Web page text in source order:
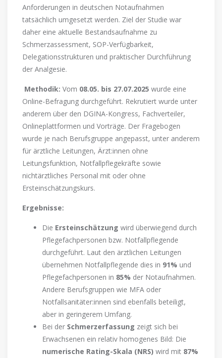
Anforderungen in deutschen Notaufnahmen
tatsächlich umgesetzt werden. Ziel der Studie war
daher eine aktuelle Bestandsaufnahme zu
Schmerzassessment, SOP-Verfügbarkeit,
Delegationsstrukturen und praktischer Durchführung
der Analgesie.
Methodik: Vom 08.05. bis 27.07.2025 wurde eine
Online-Befragung durchgeführt. Rekrutiert wurde unter
anderem über den DGINA-Kongress, Fachverteiler,
Onlineplattformen und Vorträge. Der Fragebogen
wurde je nach Berufsgruppe angepasst, unter anderem
für ärztliche Leitungen, Ärzt:innen ohne
Leitungsfunktion, Notfallpflegekräfte sowie
nichtärztliches Personal mit oder ohne
Ersteinschätzungskurs.
Ergebnisse:
Die Ersteinschätzung wird überwiegend durch
Pflegefachpersonen bzw. Notfallpflegende
durchgeführt. Laut den ärztlichen Leitungen
übernehmen Notfallpflegende dies in 91% und
Pflegefachpersonen in 85% der Notaufnahmen.
Andere Berufsgruppen wie MFA oder
Notfallsanitäter:innen sind ebenfalls beteiligt,
aber in geringerem Umfang.
Bei der Schmerzerfassung zeigt sich bei
Erwachsenen ein relativ homogenes Bild: Die
numerische Rating-Skala (NRS) wird mit 87%